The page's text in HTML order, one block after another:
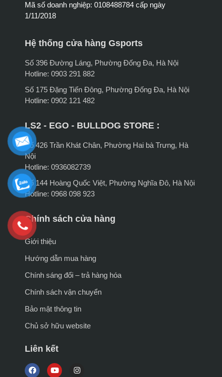
Mã số doanh nghiệp: 0108488784 cấp ngày
1/11/2018
Hệ thống cửa hàng Gsports
Số 396 Đường Láng, Phường Đống Đa, Hà Nội
Hotline: 0903 291 882
Số 175 Đặng Tiến Đông, Phường Đống Đa, Hà Nội
Hotline: 0902 121 482
LS2 - EGO - BULLDOG STORE :
Số 426 Trần Khát Chân, Phường Hai bà Trưng, Hà
Nội
Hotline: 0936082739
Số 144 Hoàng Quốc Việt, Phường Nghĩa Đô, Hà Nội
Hotline: 0968 098 923
Chính sách cửa hàng
Giới thiệu
Hướng dẫn mua hàng
Chính sáng đổi – trả hàng hóa
Chính sách vận chuyển
Bảo mật thông tin
Chủ sở hữu website
Liên kết